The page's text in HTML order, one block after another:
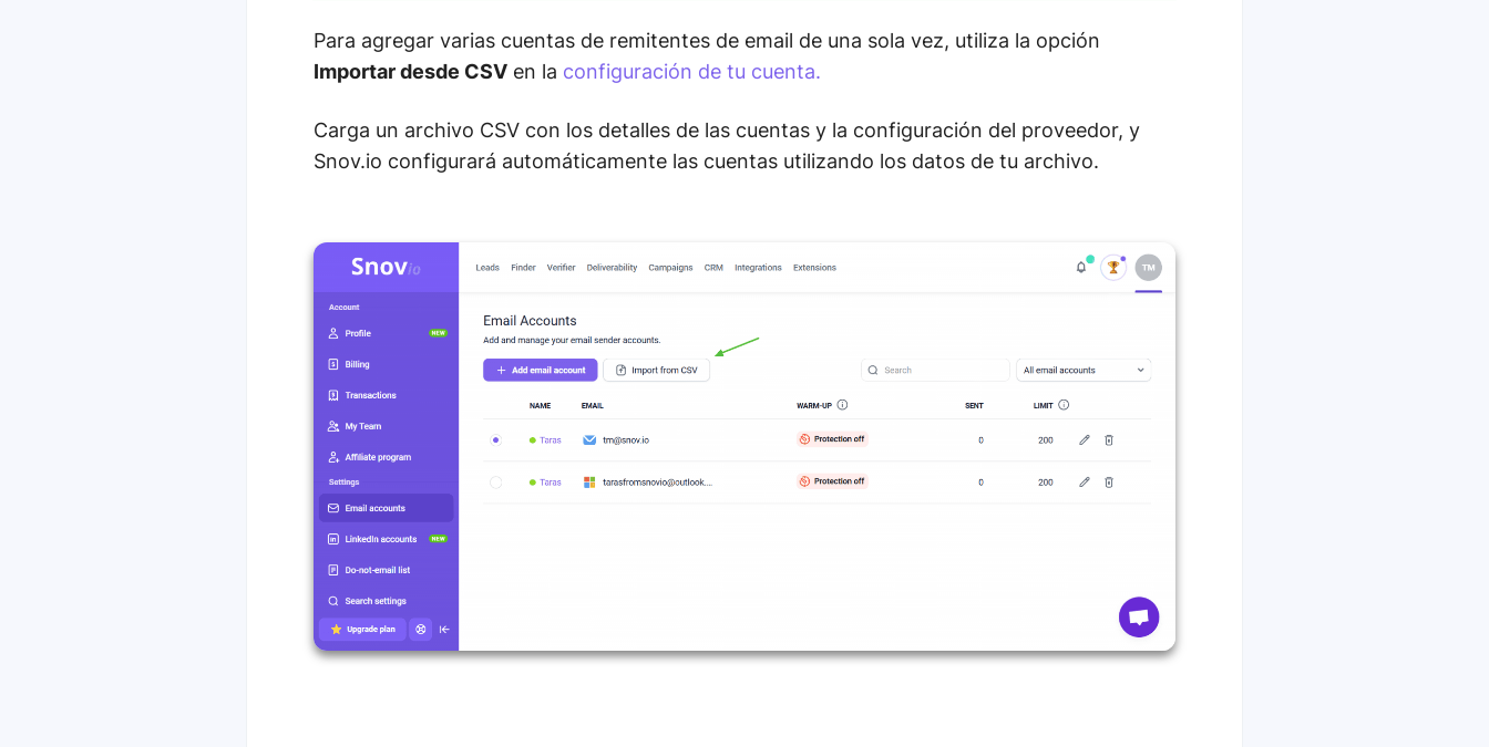
Para agregar varias cuentas de remitentes de email de una sola vez, utiliza la opción
Importar desde CSV en la configuración de tu cuenta.
Carga un archivo CSV con los detalles de las cuentas y la configuración del proveedor, y
Snov.io configurará automáticamente las cuentas utilizando los datos de tu archivo.